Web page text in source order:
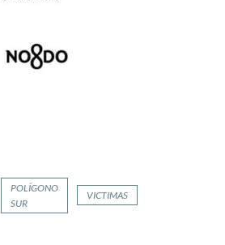
POLÍGONO
SUR
VICTIMAS